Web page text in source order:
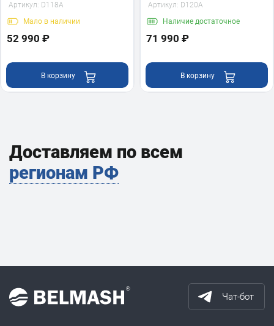
Артикул: D118A
Мало в наличии
52 990 ₽
В корзину
Артикул: D120A
Наличие достаточное
71 990 ₽
В корзину
Доставляем по всем
регионам РФ
Чат-бот